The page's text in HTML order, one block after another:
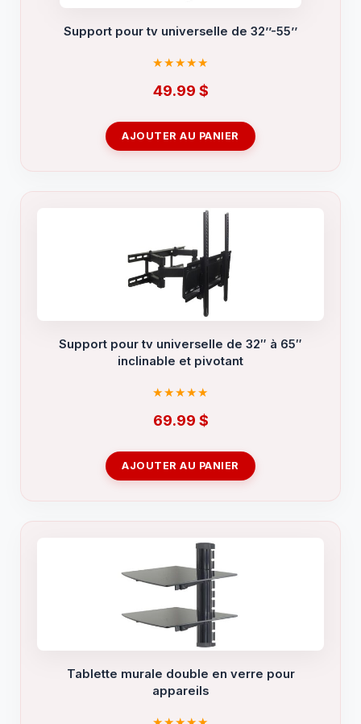
Support pour tv universelle de 32’’-55’’
49.99 $
AJOUTER AU PANIER
Support pour tv universelle de 32″ à 65″
inclinable et pivotant
69.99 $
AJOUTER AU PANIER
Tablette murale double en verre pour
appareils